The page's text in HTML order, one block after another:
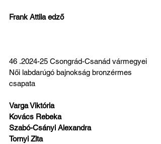
Frank Attila edző
46 .2024-25 Csongrád-Csanád vármegyei
Női labdarúgó bajnokság bronzérmes
csapata
Varga Viktória
Kovács Rebeka
Szabó-Csányi Alexandra
Tornyi Zita